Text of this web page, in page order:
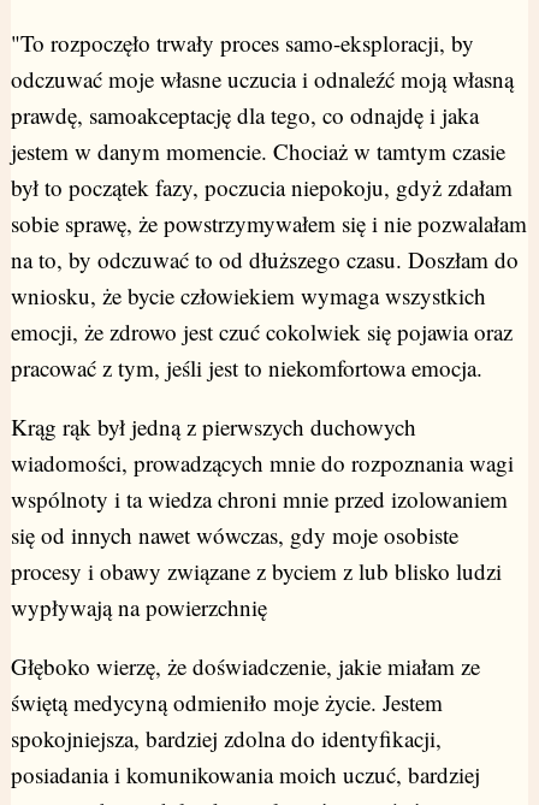
"To rozpoczęło trwały proces samo-eksploracji, by
odczuwać moje własne uczucia i odnaleźć moją własną
prawdę, samoakceptację dla tego, co odnajdę i jaka
jestem w danym momencie. Chociaż w tamtym czasie
był to początek fazy, poczucia niepokoju, gdyż zdałam
sobie sprawę, że powstrzymywałem się i nie pozwalałam
na to, by odczuwać to od dłuższego czasu. Doszłam do
wniosku, że bycie człowiekiem wymaga wszystkich
emocji, że zdrowo jest czuć cokolwiek się pojawia oraz
pracować z tym, jeśli jest to niekomfortowa emocja.
Krąg rąk był jedną z pierwszych duchowych
wiadomości, prowadzących mnie do rozpoznania wagi
wspólnoty i ta wiedza chroni mnie przed izolowaniem
się od innych nawet wówczas, gdy moje osobiste
procesy i obawy związane z byciem z lub blisko ludzi
wypływają na powierzchnię
Głęboko wierzę, że doświadczenie, jakie miałam ze
świętą medycyną odmieniło moje życie. Jestem
spokojniejsza, bardziej zdolna do identyfikacji,
posiadania i komunikowania moich uczuć, bardziej